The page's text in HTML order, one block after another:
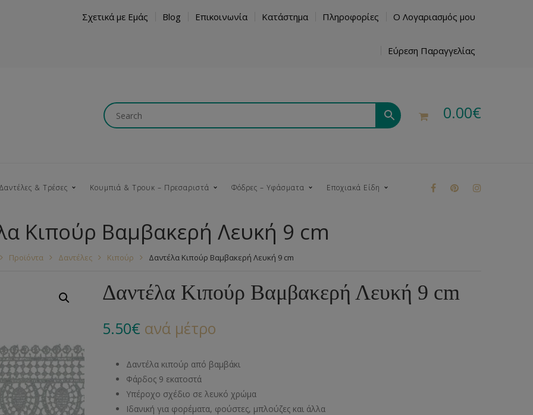
Σχετικά με Εμάς Blog Επικοινωνία Κατάστημα Πληροφορίες Ο Λογαριασμός μου
Εύρεση Παραγγελίας
0.00€
Κουμπώματα
Μεταλλικά Εξαρτήματα
Νήματα
Αξεσουάρ Πλεξίματος
& Τρέσες
Βαμβακερές
Ελαστικές
Κρόσια
Φυτίλια- Κορδόνια
Διάφορες Τρέσες
Κουμπιά & Τρουκ – Πρεσαριστά
Ξύλινα
Πουκαμίσου
Στρας
Μοντγκόμερι
Άλλα Υλικά
Τρούκ
Μπουντούζια
Φόδρες – Υφάσματα Εποχιακά Είδη
Κιπούρ Βαμβακερή Λευκή 9 cm
Προϊόντα Δαντέλες Κιπούρ Δαντέλα Κιπούρ Βαμβακερή Λευκή 9 cm
Δαντέλα Κιπούρ Βαμβακερή Λευκή 9 cm
5.50€ ανά μέτρο
Δαντέλα κιπούρ από βαμβάκι
Φάρδος 9 εκατοστά
Υπέροχο σχέδιο σε λευκό χρώμα
Ιδανική για φορέματα, φούστες, μπλούζες και άλλα